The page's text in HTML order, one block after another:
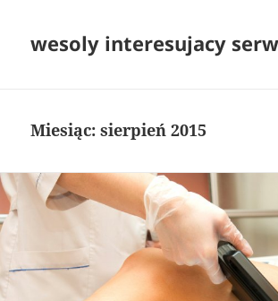
wesoly interesujacy
Miesiąc:sierpień 2015